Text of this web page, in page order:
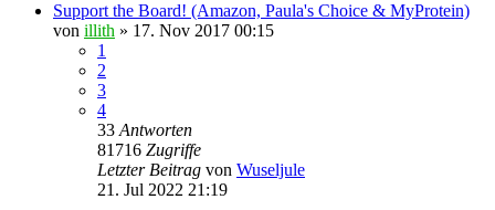
Support the Board! (Amazon, Paula's Choice & MyProtein)
von illith » 17. Nov 2017 00:15
1
2
3
4
33 Antworten
81716 Zugriffe
Letzter Beitrag von Wuseljule
21. Jul 2022 21:19